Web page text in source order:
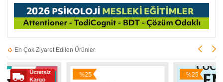
En Çok Ziyaret Edilen Ürünler
%25